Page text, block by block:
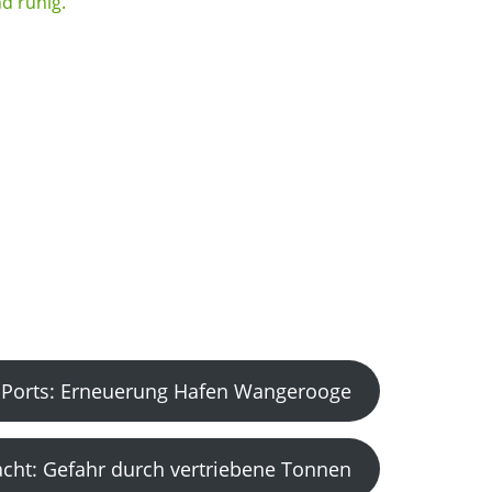
Erneuerung Hafen Wangerooge
Gefahr durch vertriebene Tonnen